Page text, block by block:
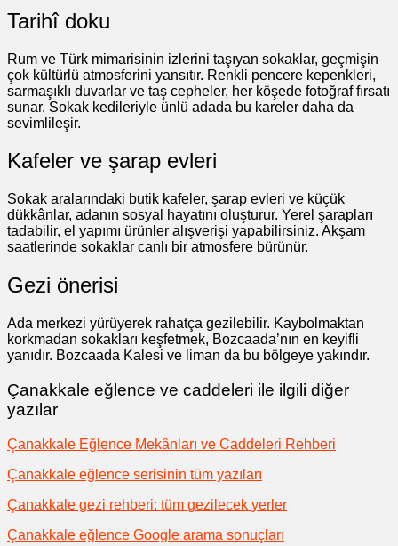
Tarihî doku
Rum ve Türk mimarisinin izlerini taşıyan sokaklar, geçmişin
çok kültürlü atmosferini yansıtır. Renkli pencere kepenkleri,
sarmaşıklı duvarlar ve taş cepheler, her köşede fotoğraf fırsatı
sunar. Sokak kedileriyle ünlü adada bu kareler daha da
sevimlileşir.
Kafeler ve şarap evleri
Sokak aralarındaki butik kafeler, şarap evleri ve küçük
dükkânlar, adanın sosyal hayatını oluşturur. Yerel şarapları
tadabilir, el yapımı ürünler alışverişi yapabilirsiniz. Akşam
saatlerinde sokaklar canlı bir atmosfere bürünür.
Gezi önerisi
Ada merkezi yürüyerek rahatça gezilebilir. Kaybolmaktan
korkmadan sokakları keşfetmek, Bozcaada’nın en keyifli
yanıdır. Bozcaada Kalesi ve liman da bu bölgeye yakındır.
Çanakkale eğlence ve caddeleri ile ilgili diğer
yazılar
Çanakkale Eğlence Mekânları ve Caddeleri Rehberi
Çanakkale eğlence serisinin tüm yazıları
Çanakkale gezi rehberi: tüm gezilecek yerler
Çanakkale eğlence Google arama sonuçları